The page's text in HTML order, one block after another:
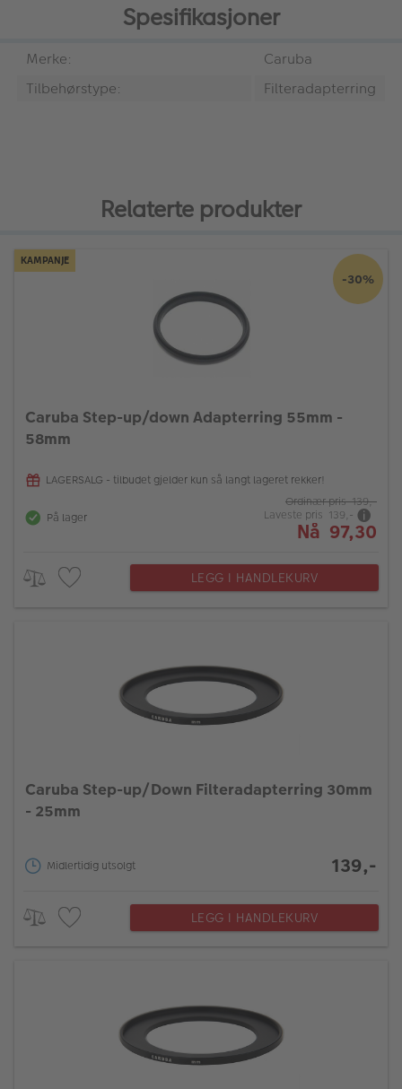
Spesifikasjoner
Merke:
Caruba
Tilbehørstype:
Filteradapterring
Relaterte produkter
KAMPANJE
-30%
Caruba Step-up/down Adapterring 55mm -
58mm
LAGERSALG - tilbudet gjelder kun så langt lageret rekker!
På lager
Ordinær pris 139,-
Laveste pris 139,-
Nå 97,30
LEGG I HANDLEKURV
Caruba Step-up/Down Filteradapterring 30mm
- 25mm
Midlertidig utsolgt 139,-
LEGG I HANDLEKURV